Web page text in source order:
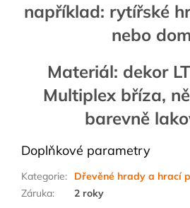
například: rytířské
nebo
Materiál: dekor
Multiplex bříza,
barevně
Doplňkové parametry
Kategorie:
Dřevěné hrady a hrací
Záruka: 2 roky